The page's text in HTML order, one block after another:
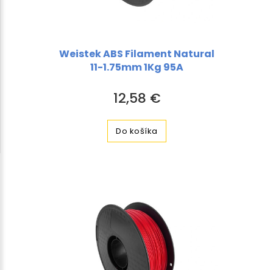
Weistek ABS Filament Natural
11-1.75mm 1Kg 95A
12,58 €
Do košíka